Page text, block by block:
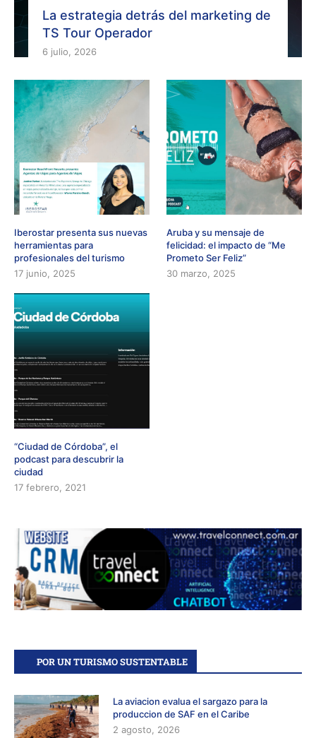
La estrategia detrás del marketing de
TS Tour Operador
6 julio, 2026
Iberostar presenta sus nuevas
herramientas para
profesionales del turismo
17 junio, 2025
Aruba y su mensaje de
felicidad: el impacto de “Me
Prometo Ser Feliz”
30 marzo, 2025
“Ciudad de Córdoba”, el
podcast para descubrir la
ciudad
17 febrero, 2021
POR UN TURISMO SUSTENTABLE
La aviacion evalua el sargazo para la
produccion de SAF en el Caribe
2 agosto, 2026